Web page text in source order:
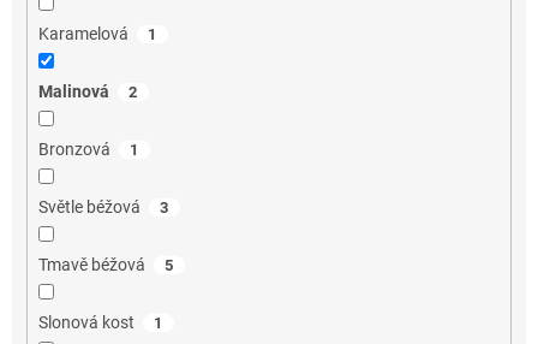
Karamelová 1
Malinová 2
Bronzová 1
Světle béžová 3
Tmavě béžová 5
Slonová kost 1